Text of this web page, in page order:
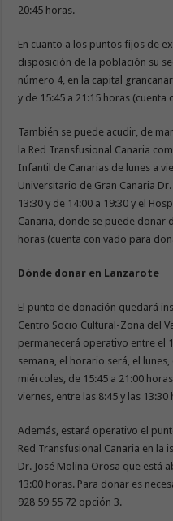
20:45 horas.
En cuanto a los puntos fijos de
disposición de la población su
número 4, en la capital
y de 15:45 a 21:15 horas
También se puede acudir, de
la Red Transfusional Canaria
Infantil de Canarias de lunes a
Universitario de Gran Canaria
13:30 y de 14:00 a 19:30 y el
Canaria, donde se puede donar
horas (cuenta con vado para
Dónde donar en Lanzarote
El punto de donación quedará
Centro Socio Cultural-Zona del
permanecerá operativo entre el
semana, el horario será, el
miércoles, de 15:45 a 21:00
viernes, entre las 8:45 y las 13:30
Además, estará operativo el
Red Transfusional Canaria en la
Dr. José Molina Orosa que está
13:00 horas. Para donar es
928 59 55 72 opción 3.